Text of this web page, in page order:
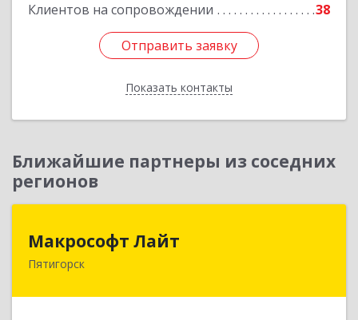
Клиентов на сопровождении 38
Отправить заявку
Показать контакты
Подробнее
Отправить заявку
Назад
Ближайшие партнеры из соседних
регионов
Макрософт Лайт
Пятигорск357501, Ставропольский край, Пятигорск г,